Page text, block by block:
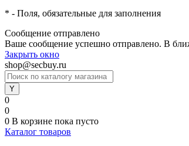
* - Поля, обязательные для заполнения
Сообщение отправлено
Ваше сообщение успешно отправлено. В
Закрыть окно
shop@secbuy.ru
0
0
0 В корзине пока пусто
Каталог товаров